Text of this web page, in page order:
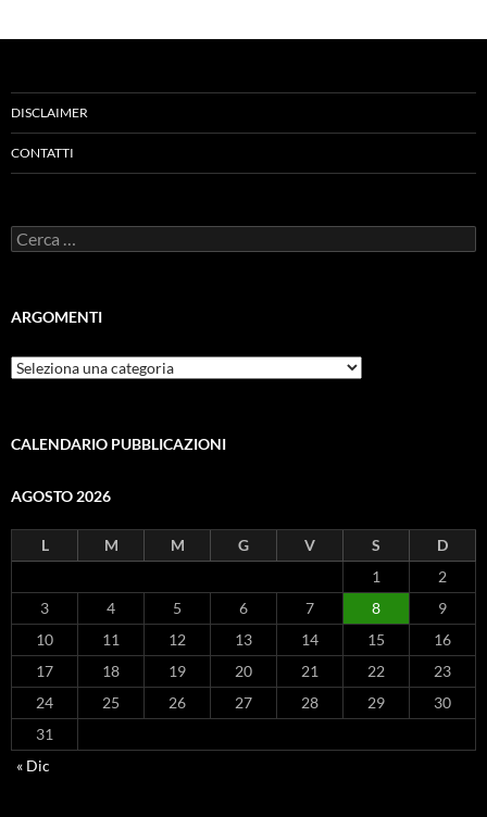
DISCLAIMER
CONTATTI
Ricerca
per:
ARGOMENTI
ARGOMENTI
CALENDARIO PUBBLICAZIONI
AGOSTO 2026
L M M G V S
D
1
2
3
4 5 6 7 8
9
10
11 12 13 14 15
16
17
18 19 20 21 22
23
24
25 26 27 28 29
30
31
« Dic